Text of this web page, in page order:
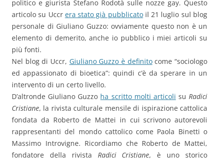
politico e giurista Stefano Rodotà sulle nozze gay. Questo
articolo su Uccr era stato già pubblicatoil 21 luglio sul blog
personale di Giuliano Guzzo: ovviamente questo non è un
elemento di demerito, anche io pubblico i miei articoli su
più fonti.
Nel blog di Uccr, Giuliano Guzzo è definitocome “sociologo
ed appassionato di bioetica”: quindi c’è da sperare in un
intervento di un certo livello.
D’altronde Giuliano Guzzo ha scritto molti articoli su Radici
Cristiane, la rivista culturale mensile di ispirazione cattolica
fondata da Roberto de Mattei in cui scrivono autorevoli
rappresentanti del mondo cattolico come Paola Binetti o
Massimo Introvigne. Ricordiamo che Roberto de Mattei,
fondatore della rivista Radici Cristiane, è uno storico